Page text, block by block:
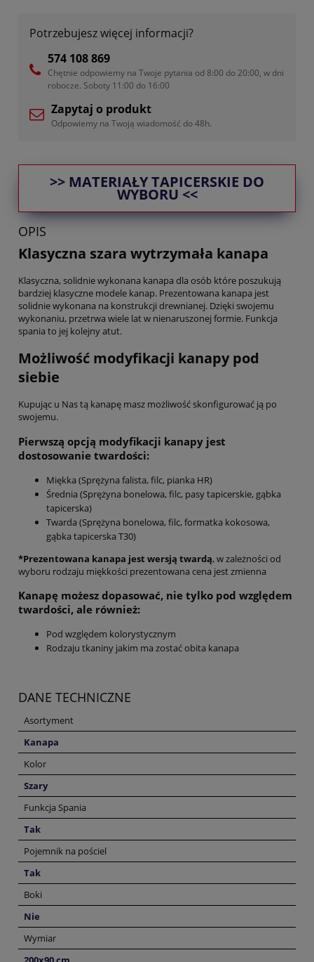
Potrzebujesz więcej informacji?
574 108 869
Chętnie odpowiemy na Twoje pytania od 8:00 do 20:00, w dni
robocze. Soboty 11:00 do 16:00
Zapytaj o produkt
Odpowiemy na Twoją wiadomość do 48h.
>> MATERIAŁY TAPICERSKIE DO
WYBORU <<
OPIS
Klasyczna szara wytrzymała kanapa
Klasyczna, solidnie wykonana kanapa dla osób które poszukują
bardziej klasyczne modele kanap. Prezentowana kanapa jest
solidnie wykonana na konstrukcji drewnianej. Dzięki swojemu
wykonaniu, przetrwa wiele lat w nienaruszonej formie. Funkcja
spania to jej kolejny atut.
Możliwość modyfikacji kanapy pod
siebie
Kupując u Nas tą kanapę masz możliwość skonfigurować ją po
swojemu.
Pierwszą opcją modyfikacji kanapy jest
dostosowanie twardości:
Miękka (Sprężyna falista, filc, pianka HR)
Średnia (Sprężyna bonelowa, filc, pasy tapicerskie, gąbka
tapicerska)
Twarda (Sprężyna bonelowa, filc, formatka kokosowa,
gąbka tapicerska T30)
*Prezentowana kanapa jest wersją twardą, w zależności od
wyboru rodzaju miękkości prezentowana cena jest zmienna
Kanapę możesz dopasować, nie tylko pod względem
twardości, ale również:
Pod względem kolorystycznym
Rodzaju tkaniny jakim ma zostać obita kanapa
DANE TECHNICZNE
Asortyment
Kanapa
Kolor
Szary
Funkcja Spania
Tak
Pojemnik na pościel
Tak
Boki
Nie
Wymiar